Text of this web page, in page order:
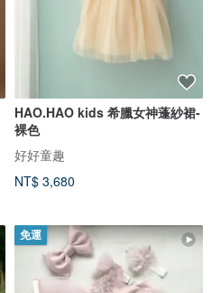
HAO.HAO kids 希臘女神蓬紗裙-
裸色
好好童趣
NT$ 3,680
免運